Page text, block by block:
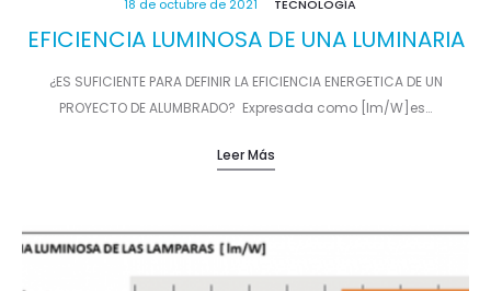
18 de octubre de 2021 TECNOLOGÍA
EFICIENCIA LUMINOSA DE UNA LUMINARIA
¿ES SUFICIENTE PARA DEFINIR LA EFICIENCIA ENERGETICA DE UN
PROYECTO DE ALUMBRADO? Expresada como [lm/W]es…
Leer Más